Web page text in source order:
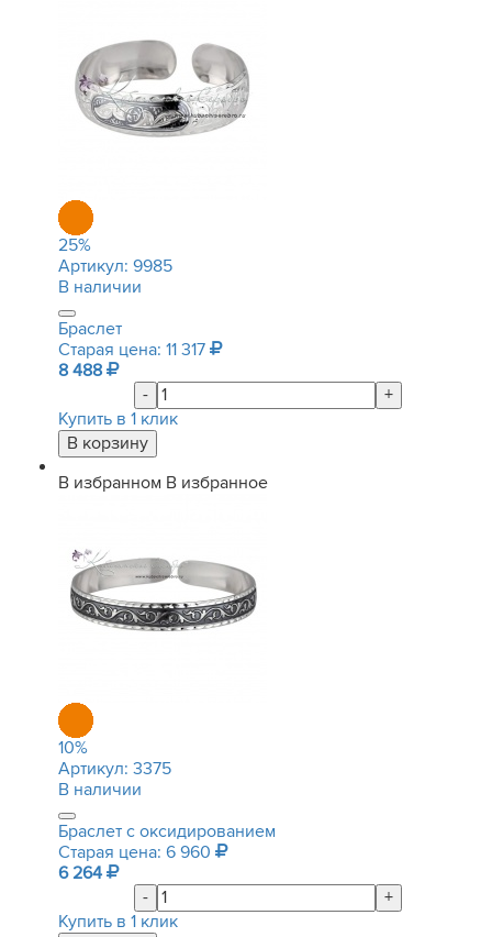
25%
Артикул: 9985
В наличии
Браслет
Старая цена: 11 317
8 488
-
+
Купить в 1 клик
В избранном В избранное
10%
Артикул: 3375
В наличии
Браслет с оксидированием
Старая цена: 6 960
6 264
-
+
Купить в 1 клик